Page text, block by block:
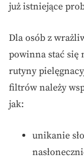
już istniejące
Dla osób z
powinna stać się
rutyny
filtrów należy
jak:
unikanie